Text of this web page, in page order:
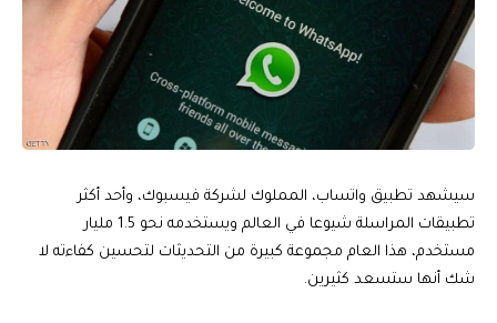
سيشهد تطبيق واتساب، المملوك لشركة فيسبوك، وأحد أكثر
تطبيقات المراسلة شيوعا في العالم ويستخدمه نحو 1.5 مليار
مستخدم، هذا العام مجموعة كبيرة من التحديثات لتحسين كفاءته لا
شك أنها ستسعد كثيرين.